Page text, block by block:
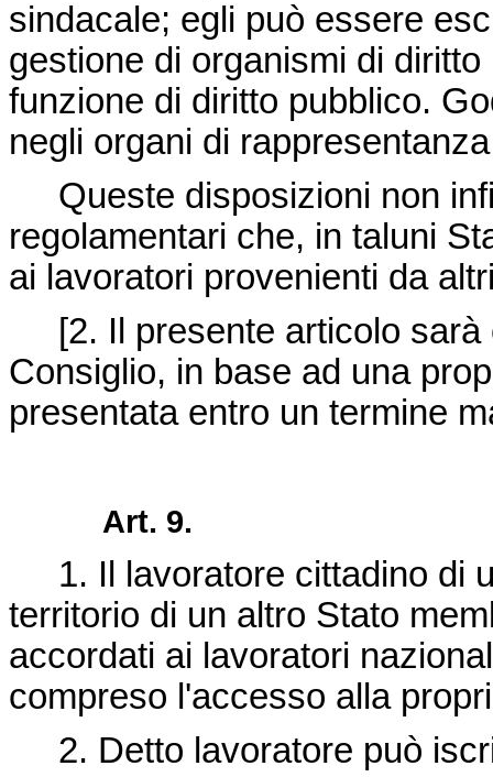
sindacale; egli può essere
gestione di organismi di
funzione di diritto pubblico.
negli organi di
Queste disposizioni non
regolamentari che, in taluni
ai lavoratori provenienti da
[2. Il presente articolo sarà
Consiglio, in base ad una
presentata entro un termine
Art. 9.
1. Il lavoratore cittadino di
territorio di un altro Stato
accordati ai lavoratori
compreso l'accesso alla
2. Detto lavoratore può